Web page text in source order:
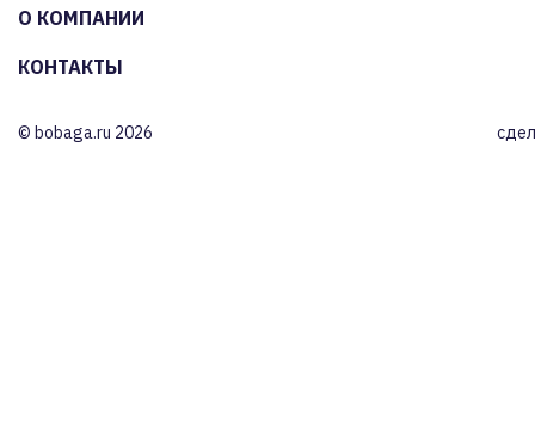
О КОМПАНИИ
КОНТАКТЫ
© bobaga.ru 2026